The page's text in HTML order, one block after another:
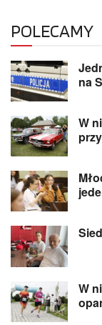
POLECAMY
na
W
W